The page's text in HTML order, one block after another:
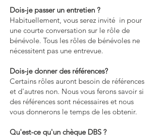
Dois-je passer un entretien ?
Habituellement, vous serez invité in pour
une courte conversation sur le rôle de
bénévole. Tous les rôles de bénévoles ne
nécessitent pas une entrevue.
Dois-je donner des références?
Certains rôles auront besoin de références
et d'autres non. Nous vous ferons savoir si
des références sont nécessaires et nous
vous donnerons le temps de les obtenir.
Qu'est-ce qu'un chèque DBS ?